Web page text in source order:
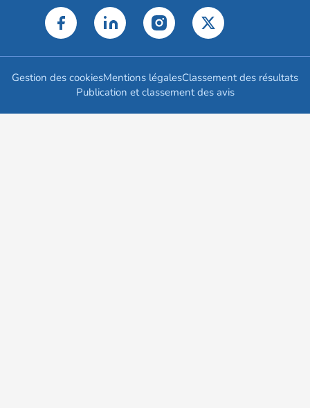
Gestion des cookiesMentions légalesClassement des résultats
Publication et classement des avis